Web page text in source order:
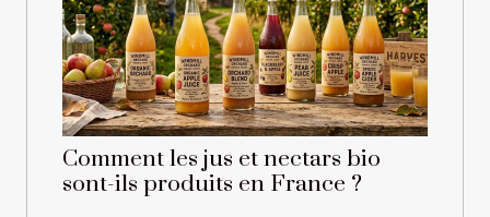
Comment les jus et nectars bio
sont-ils produits en France ?